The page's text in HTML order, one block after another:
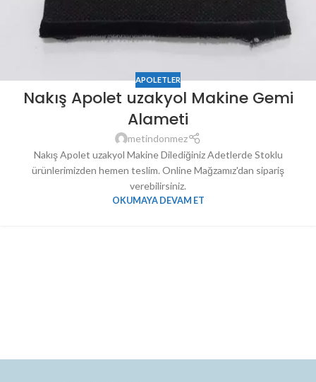
APOLETLER
Nakış Apolet uzakyol Makine Gemi
Alameti
metindonmez
Nakış Apolet uzakyol Makine Dilediğiniz Adetlerde Stoklu
ürünlerimizden hemen teslim. Online Mağzamız'dan sipariş
verebilirsiniz.
OKUMAYA DEVAM ET